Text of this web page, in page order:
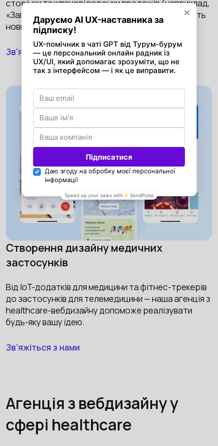
сторінки та ключові воронки продажів (наприклад,
«Записатися на прийом»), щоб збільшити кількість
нових пацієнтів, які приходять з веб-сайту.
Зв'яжіться з нами
Створення дизайну медичних
застосунків
Від IoT-додатків для медицини та фітнес-трекерів
до застосунків для телемедицини — наша агенція з
healthcare-вебдизайну допоможе реалізувати
будь-яку вашу ідею.
Зв'яжіться з нами
Агенція з вебдизайну у
сфері healthcare